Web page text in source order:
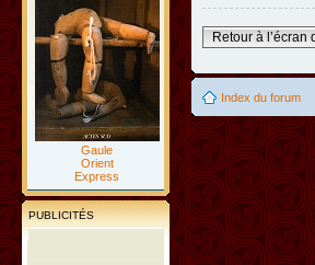
Gaule
Orient
Express
PUBLICITÉS
Retour à l’écran
Index du forum